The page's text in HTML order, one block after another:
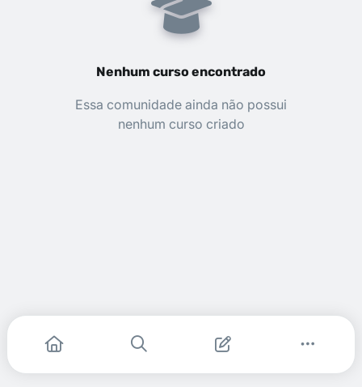
Nenhum curso encontrado
Essa comunidade ainda não possui
nenhum curso criado